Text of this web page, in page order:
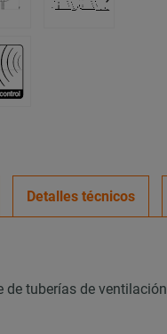
Detalles técnicos
de tuberías de ventilación